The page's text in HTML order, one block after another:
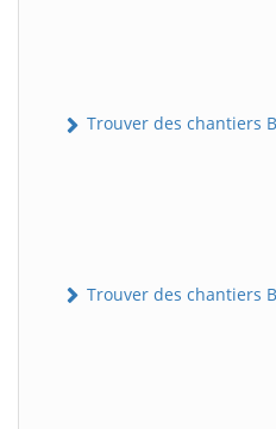
Trouver des chantiers
Trouver des chantiers